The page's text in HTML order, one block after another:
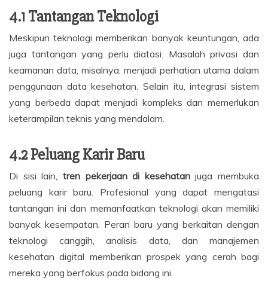
4.1 Tantangan Teknologi
Meskipun teknologi memberikan banyak keuntungan, ada
juga tantangan yang perlu diatasi. Masalah privasi dan
keamanan data, misalnya, menjadi perhatian utama dalam
penggunaan data kesehatan. Selain itu, integrasi sistem
yang berbeda dapat menjadi kompleks dan memerlukan
keterampilan teknis yang mendalam.
4.2 Peluang Karir Baru
Di sisi lain, tren pekerjaan di kesehatanjuga membuka
peluang karir baru. Profesional yang dapat mengatasi
tantangan ini dan memanfaatkan teknologi akan memiliki
banyak kesempatan. Peran baru yang berkaitan dengan
teknologi canggih, analisis data, dan manajemen
kesehatan digital memberikan prospek yang cerah bagi
mereka yang berfokus pada bidang ini.